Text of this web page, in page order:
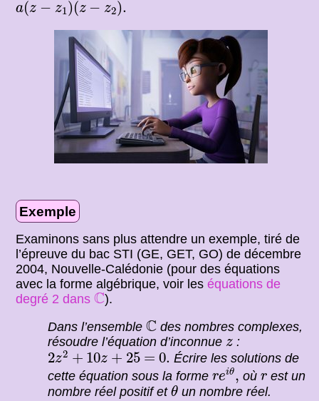
a(z − z1)(z − z2).
Exemple
Examinons sans plus attendre un exemple, tiré de
l’épreuve du bac STI (GE, GET, GO) de décembre
2004, Nouvelle-Calédonie (pour des équations
avec la forme algébrique, voir leséquations de
degré 2 dansC
C).
Dans l’ensemble C
C des nombres complexes,
résoudre l’équation d’inconnue z
z:
2z2 + 10z + 25
2z2+10z +25 = 0.
0.
Écrire les solutions de
cette équation sous la forme reiθ,
reiθ,
où r
rest un
nombre réel positif et θ
θun nombre réel.